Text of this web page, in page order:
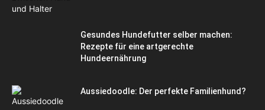
Gesundes Hundefutter selber machen:
Rezepte für eine artgerechte
Hundeernährung
Aussiedoodle: Der perfekte Familienhund?